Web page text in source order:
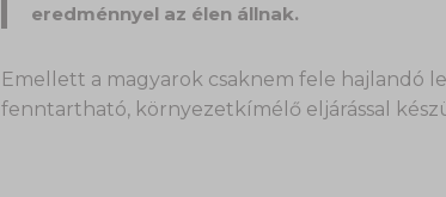
eredménnyel az élen állnak.
Emellett a magyarok csaknem fele hajlandó
fenntartható, környezetkímélő eljárással